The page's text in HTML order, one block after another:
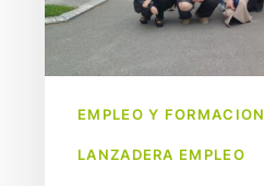
de
Pasiegos
asistenEMPLEO Y FORMACION
LANZADERA EMPLEO